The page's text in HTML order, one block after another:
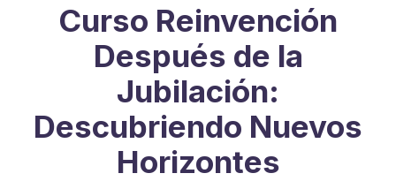
Curso Reinvención
Después de la
Jubilación:
Descubriendo Nuevos
Horizontes